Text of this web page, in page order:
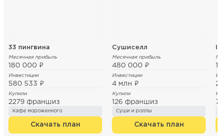
33 пингвина
Месячная прибыль
180 000 ₽
Инвестиции
580 533 ₽
Купили
2279 франшиз
Кафе мороженного
Скачать план
Сушиселл
Месячная прибыль
480 000 ₽
Инвестиции
4 млн ₽
Купили
126 франшиз
Суши и роллы
Скачать план
1